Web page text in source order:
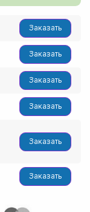
Заказать
Заказать
Заказать
Заказать
Заказать
Заказать